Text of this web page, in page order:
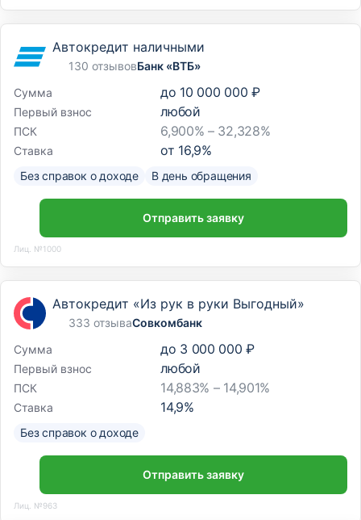
Автокредит наличными
130 отзывовБанк «ВТБ»
Сумма
до 10 000 000 ₽
Первый взнос любой
ПСК 6,900% – 32,328%
Ставка от 16,9%
Без справок о доходе В день обращения
Отправить заявку
Лиц. №1000
Автокредит «Из рук в руки Выгодный»
333 отзываСовкомбанк
Сумма
до 3 000 000 ₽
Первый взнос любой
ПСК 14,883% – 14,901%
Ставка 14,9%
Без справок о доходе
Отправить заявку
Лиц. №963